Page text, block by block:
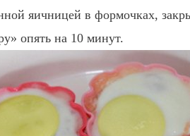
яичницей в формочках,
опять на 10 минут.